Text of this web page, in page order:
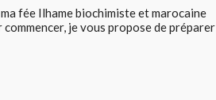
fée Ilhame biochimiste et marocaine
je vous propose de préparer